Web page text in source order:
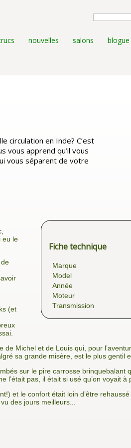
nouvelles salons
circulation en Inde? C’est
vous apprend qu’il vous
vous séparent de votre
Fiche technique
Marque
Model
Année
Moteur
Transmission
eu le
(et
de Michel et de Louis qui, pour
sa grande misère, est le plus gentil
sur le pire carrosse brinquebalant
l’était pas, il était si usé qu’on voyait à
et le confort était loin d’être
des jours meilleurs...